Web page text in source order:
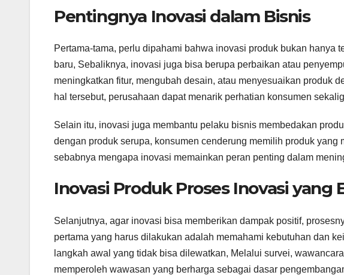
Pentingnya Inovasi dalam Bisnis
Pertama-tama, perlu dipahami bahwa inovasi produk bukan hanya
baru, Sebaliknya, inovasi juga bisa berupa perbaikan atau
meningkatkan fitur, mengubah desain, atau menyesuaikan produk
hal tersebut, perusahaan dapat menarik perhatian konsumen
Selain itu, inovasi juga membantu pelaku bisnis membedakan
dengan produk serupa, konsumen cenderung memilih produk
sebabnya mengapa inovasi memainkan peran penting dalam
Inovasi Produk Proses Inovasi yang
Selanjutnya, agar inovasi bisa memberikan dampak positif,
pertama yang harus dilakukan adalah memahami kebutuhan dan
langkah awal yang tidak bisa dilewatkan, Melalui survei,
memperoleh wawasan yang berharga sebagai dasar